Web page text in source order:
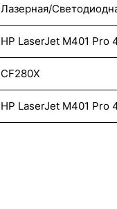
Лазерная/
HP LaserJet M401 Pro
CF280X
HP LaserJet M401 Pro